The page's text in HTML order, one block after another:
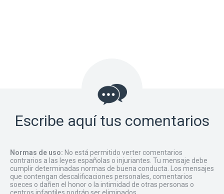
Escribe aquí tus comentarios
Normas de uso: No está permitido verter comentarios
contrarios a las leyes españolas o injuriantes. Tu mensaje debe
cumplir determinadas normas de buena conducta. Los mensajes
que contengan descalificaciones personales, comentarios
soeces o dañen el honor o la intimidad de otras personas o
centros infantiles podrán ser eliminados.